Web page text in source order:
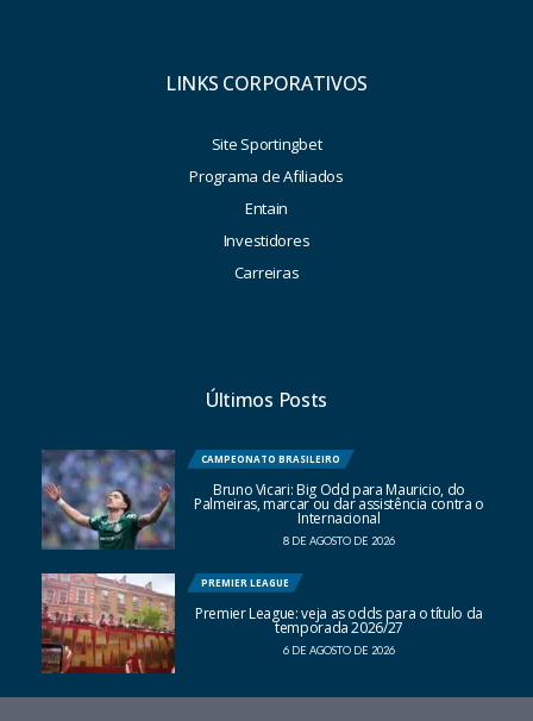
LINKS CORPORATIVOS
Site Sportingbet
Programa de Afiliados
Entain
Investidores
Carreiras
Últimos Posts
CAMPEONATO BRASILEIRO
Bruno Vicari: Big Odd para Mauricio, do
Palmeiras, marcar ou dar assistência contra o
Internacional
8 DE AGOSTO DE 2026
PREMIER LEAGUE
Premier League: veja as odds para o título da
temporada 2026/27
6 DE AGOSTO DE 2026